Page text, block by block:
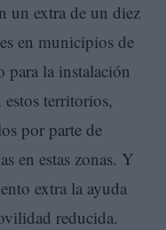
un extra de un diez
en municipios de
para la instalación
estos territorios,
por parte de
en estas zonas. Y
extra la ayuda
reducida.